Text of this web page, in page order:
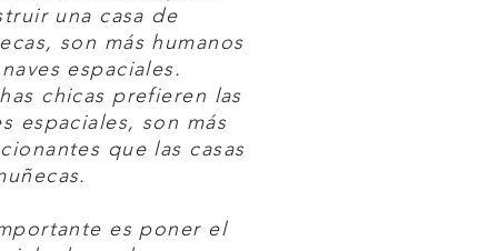
una casa de
son más humanos
espaciales.
chicas prefieren las
espaciales, son más
que las casas
es poner el